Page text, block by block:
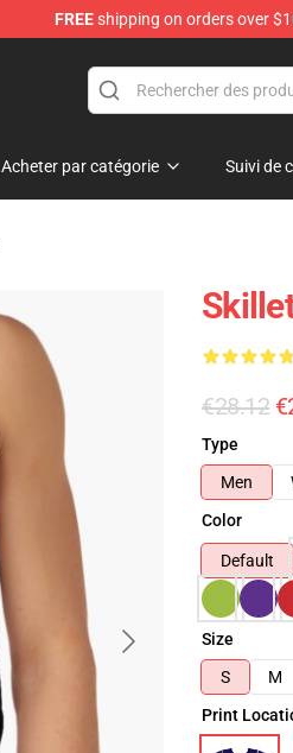
FREEshipping on orders over
Acheter par catégorie Suivi de
€28.12
Type
Men
Color
Default
Size
S
M
Print